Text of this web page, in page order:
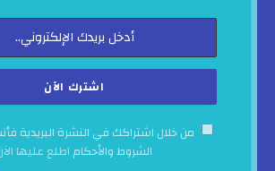
من خلال اشتراكك في النشرة البريدية
الشروط والأحكام اطلع عليها